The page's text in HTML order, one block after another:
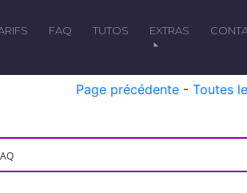
FAQ TUTOS EXTRAS
Page précédente - Toutes